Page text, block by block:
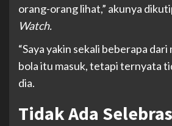
orang-orang lihat,” akunya
Watch.
“Saya yakin sekali beberapa
bola itu masuk, tetapi ternyata
dia.
Tidak Ada